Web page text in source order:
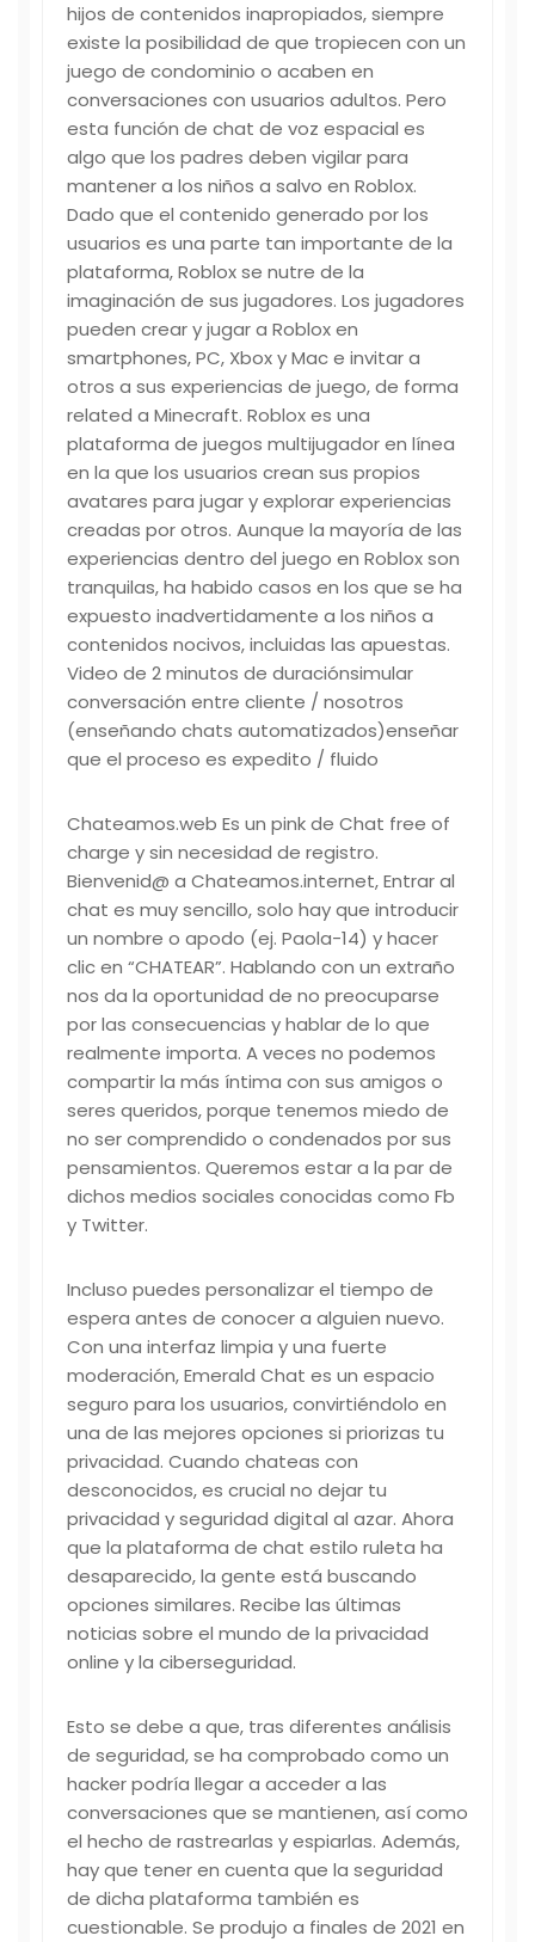
hijos de contenidos inapropiados, siempre
existe la posibilidad de que tropiecen con un
juego de condominio o acaben en
conversaciones con usuarios adultos. Pero
esta función de chat de voz espacial es
algo que los padres deben vigilar para
mantener a los niños a salvo en Roblox.
Dado que el contenido generado por los
usuarios es una parte tan importante de la
plataforma, Roblox se nutre de la
imaginación de sus jugadores. Los jugadores
pueden crear y jugar a Roblox en
smartphones, PC, Xbox y Mac e invitar a
otros a sus experiencias de juego, de forma
related a Minecraft. Roblox es una
plataforma de juegos multijugador en línea
en la que los usuarios crean sus propios
avatares para jugar y explorar experiencias
creadas por otros. Aunque la mayoría de las
experiencias dentro del juego en Roblox son
tranquilas, ha habido casos en los que se ha
expuesto inadvertidamente a los niños a
contenidos nocivos, incluidas las apuestas.
Video de 2 minutos de duraciónsimular
conversación entre cliente / nosotros
(enseñando chats automatizados)enseñar
que el proceso es expedito / fluido
Chateamos.web Es un pink de Chat free of
charge y sin necesidad de registro.
Bienvenid@ a Chateamos.internet, Entrar al
chat es muy sencillo, solo hay que introducir
un nombre o apodo (ej. Paola-14) y hacer
clic en “CHATEAR”. Hablando con un extraño
nos da la oportunidad de no preocuparse
por las consecuencias y hablar de lo que
realmente importa. A veces no podemos
compartir la más íntima con sus amigos o
seres queridos, porque tenemos miedo de
no ser comprendido o condenados por sus
pensamientos. Queremos estar a la par de
dichos medios sociales conocidas como Fb
y Twitter.
Incluso puedes personalizar el tiempo de
espera antes de conocer a alguien nuevo.
Con una interfaz limpia y una fuerte
moderación, Emerald Chat es un espacio
seguro para los usuarios, convirtiéndolo en
una de las mejores opciones si priorizas tu
privacidad. Cuando chateas con
desconocidos, es crucial no dejar tu
privacidad y seguridad digital al azar. Ahora
que la plataforma de chat estilo ruleta ha
desaparecido, la gente está buscando
opciones similares. Recibe las últimas
noticias sobre el mundo de la privacidad
online y la ciberseguridad.
Esto se debe a que, tras diferentes análisis
de seguridad, se ha comprobado como un
hacker podría llegar a acceder a las
conversaciones que se mantienen, así como
el hecho de rastrearlas y espiarlas. Además,
hay que tener en cuenta que la seguridad
de dicha plataforma también es
cuestionable. Se produjo a finales de 2021 en